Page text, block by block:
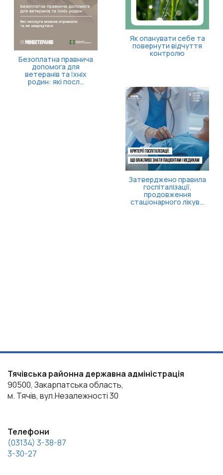
Безоплатна правнича
допомога для
ветеранів та їхніх
родин: які посл...
Як опанувати себе та
повернути відчуття
контролю
Затверджено правила
госпіталізації,
продовження
стаціонарного лікув...
Тячівська районна державна адміністрація
90500, Закарпатська область,
м. Тячів, вул.Незалежності 30
Телефони
(03134) 3-38-87
3-30-27